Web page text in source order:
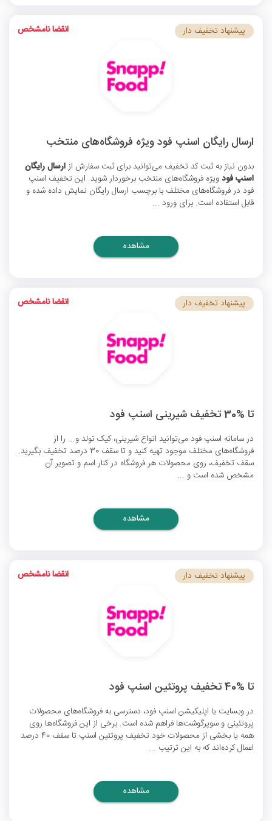
ارسال رایگان اسنپ فود ویژه فروشگاه‌های منتخب
بدون نیاز به ثبتکد تخفیف می‌توانید برای ثبت سفارش ازارسال رایگان
اسنپ فودویژه فروشگاه‌های منتخب برخوردار شوید. این تخفیف اسنپ
فود در فروشگاه‌های مختلف با برچسب ارسال رایگان نمایش داده شده و
قابل استفاده است. برای ورود ...
پیشنهاد تخفیف دار انقضا نامشخص
مشاهده
تا %30 تخفیف شیرینی اسنپ فود
در سامانه اسنپ فود می‌توانید انواع شیرینی، کیک تولد و... را از
فروشگاه‌های مختلف موجود تهیه کنید و تا سقف 30 درصد تخفیف بگیرید.
سقف تخفیف، روی محصولات هر فروشگاه در کنار اسم و تصویر آن
مشخص شده است و ...
پیشنهاد تخفیف دار انقضا نامشخص
مشاهده
تا %40 تخفیف پروتئین اسنپ فود
در وبسایت یا اپلیکیشن اسنپ فود، دسترسی به فروشگاه‌های محصولات
پروتئینی و سوپرگوشت‌ها فراهم شده است. برخی از این فروشگاه‌ها روی
همه یا بخشی از محصولات خود تخفیف پروتئین اسنپ
تا سقف 40 درصد
اعمال کرده‌اند که به این ترتیب ...
پیشنهاد تخفیف دار انقضا نامشخص
مشاهده